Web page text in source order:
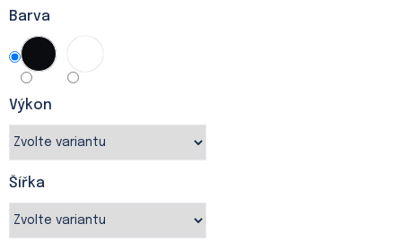
Barva
Výkon
Šířka